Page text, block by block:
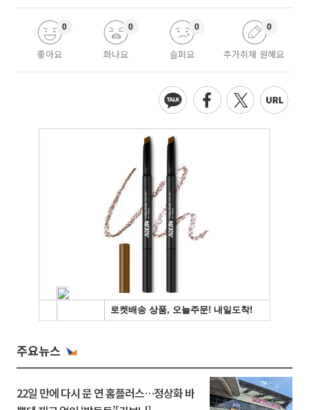
좋아요
0
화나요
0
슬퍼요
0
추가취재 원해요
0
주요뉴스
22일 만에 다시 문 연 홈플러스…정상화 바